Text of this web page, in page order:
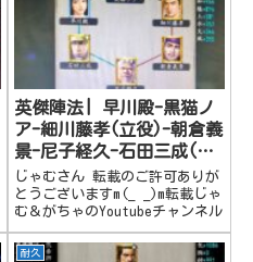
英傑陣法| 早川殿-黒猫ノ
ア-細川藤孝(立役)-朝倉義
景-尼子経久-石田三成(西
軍)
じゃむさん 転載のご許可ありが
とうございますm(_ _)m転載じゃ
む＆がちゃのYoutubeチャンネル
耐久